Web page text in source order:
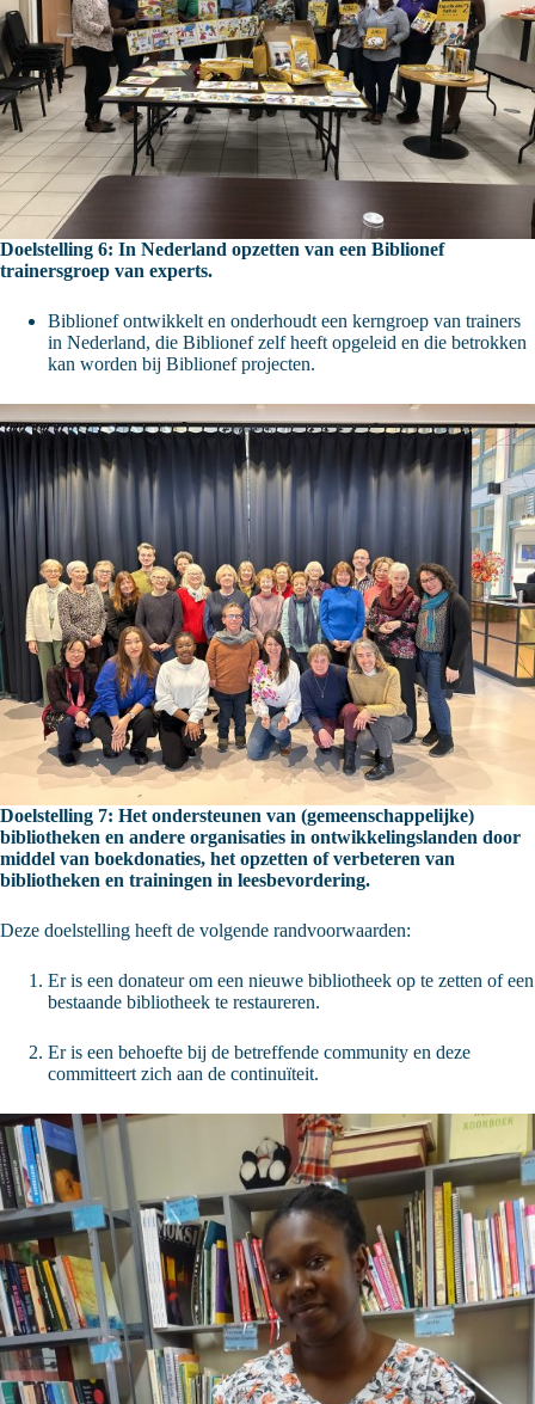
Doelstelling 6: In Nederland opzetten van een Biblionef
trainersgroep van experts.
Biblionef ontwikkelt en onderhoudt een kerngroep van trainers
in Nederland, die Biblionef zelf heeft opgeleid en die betrokken
kan worden bij Biblionef projecten.
Doelstelling 7: Het ondersteunen van (gemeenschappelijke)
bibliotheken en andere organisaties in ontwikkelingslanden door
middel van boekdonaties, het opzetten of verbeteren van
bibliotheken en trainingen in leesbevordering.
Deze doelstelling heeft de volgende randvoorwaarden:
Er is een donateur om een nieuwe bibliotheek op te zetten of een
bestaande bibliotheek te restaureren.
Er is een behoefte bij de betreffende community en deze
committeert zich aan de continuïteit.